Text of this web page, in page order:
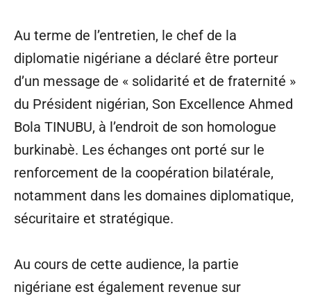
Au terme de l’entretien, le chef de la
diplomatie nigériane a déclaré être porteur
d’un message de « solidarité et de fraternité »
du Président nigérian, Son Excellence Ahmed
Bola TINUBU, à l’endroit de son homologue
burkinabè. Les échanges ont porté sur le
renforcement de la coopération bilatérale,
notamment dans les domaines diplomatique,
sécuritaire et stratégique.
Au cours de cette audience, la partie
nigériane est également revenue sur